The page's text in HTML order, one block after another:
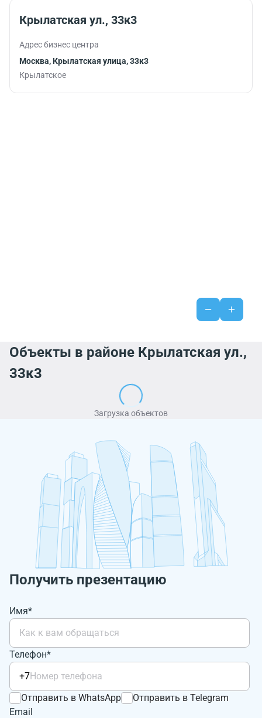
работу.
Крылатская ул., 33к3
Адрес бизнес центра
Москва, Крылатская улица, 33к3
Крылатское
Объекты в районе Крылатская ул.,
33к3
Загрузка объектов
Получить презентацию
Имя*
Телефон*
+7
Отправить в WhatsApp
Отправить в Telegram
Email